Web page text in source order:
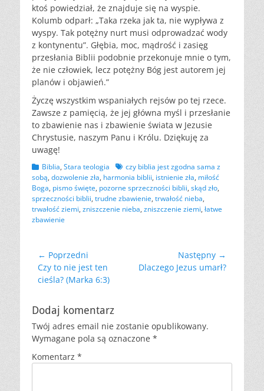
ktoś powiedział, że znajduje się na wyspie.
Kolumb odparł: „Taka rzeka jak ta, nie wypływa z
wyspy. Tak potężny nurt musi odprowadzać wody
z kontynentu”. Głębia, moc, mądrość i zasięg
przesłania Biblii podobnie przekonuje mnie o tym,
że nie człowiek, lecz potężny Bóg jest autorem jej
planów i objawień.”
Życzę wszystkim wspaniałych rejsów po tej rzece.
Zawsze z pamięcią, że jej główna myśl i przesłanie
to zbawienie nas i zbawienie świata w Jezusie
Chrystusie, naszym Panu i Królu. Dziękuję za
uwagę!
Kategorii
Biblia, Stara teologia Tagówczy biblia jest zgodna sama z
sobą, dozwolenie zła, harmonia biblii, istnienie zła, miłość
Boga, pismo święte, pozorne sprzeczności biblii, skąd zło,
sprzeczności biblii, trudne zbawienie, trwałość nieba,
trwałość ziemi, zniszczenie nieba, zniszczenie ziemi, łatwe
zbawienie
Nawigacja
wpisu
← Poprzedni
Poprzedni
wpis:
Czy to nie jest ten
cieśla? (Marka 6:3)
Następny →
Następny
Dlaczego Jezus umarł?
Dodaj komentarz
Twój adres email nie zostanie opublikowany.
Wymagane pola są oznaczone *
Komentarz *